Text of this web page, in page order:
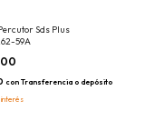
Sds Plus
59A
con Transferencia o depósito
interés